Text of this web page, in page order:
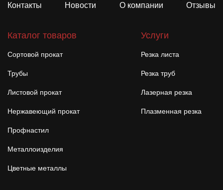
Контакты
Новости О компании Отзывы
Каталог товаров
Сортовой прокат
Трубы
Листовой прокат
Нержавеющий прокат
Профнастил
Металлоизделия
Цветные металлы
Услуги
Резка листа
Резка труб
Лазерная резка
Плазменная резка